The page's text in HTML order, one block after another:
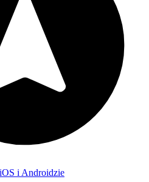
iOS i Androidzie